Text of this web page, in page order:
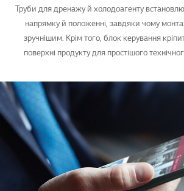
Труби для дренажу й холодоагенту
напрямку й положенні, завдяки чому
зручнішим. Крім того, блок керування
поверхні продукту для простішого